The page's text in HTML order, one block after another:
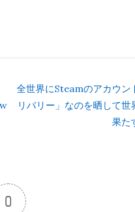
全世界にSteamのアカウン
リバリー」なのを晒して世
果た
0